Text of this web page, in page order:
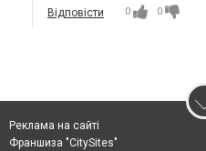
Відповісти 0 0
Реклама на сайті
Франшиза "CitySites"